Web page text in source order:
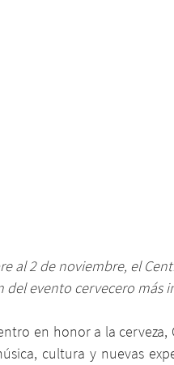
al 2 de noviembre, el
del evento cervecero más
en honor a la
cultura y nuevas